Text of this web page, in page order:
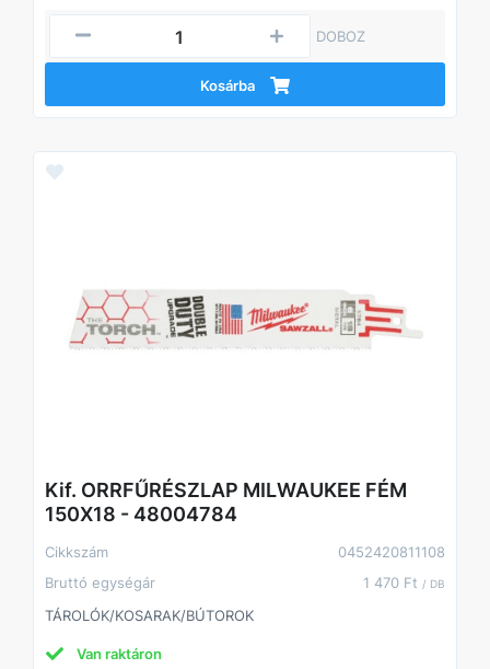
DOBOZ
Kosárba
Kif. ORRFŰRÉSZLAP MILWAUKEE FÉM
150X18 - 48004784
Cikkszám
0452420811108
Bruttó egységár
1 470 Ft / DB
TÁROLÓK/KOSARAK/BÚTOROK
Van raktáron